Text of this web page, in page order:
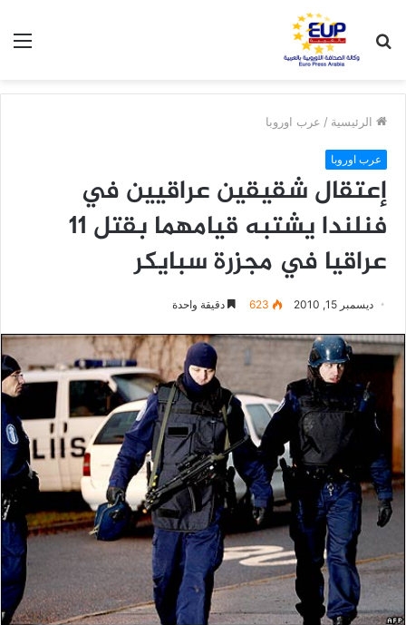
عن
الرئيسية / عرب اوروبا
عرب اوروبا
إعتقال شقيقين عراقيين في
فنلندا يشتبه قيامهما بقتل 11
عراقيا في مجزرة سبايكر
ديسمبر 15, 2010 623 دقيقة واحدة